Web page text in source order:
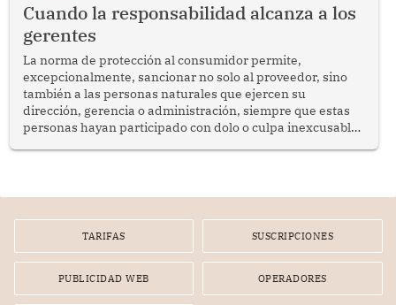
Cuando la responsabilidad alcanza a los
gerentes
La norma de protección al consumidor permite,
excepcionalmente, sancionar no solo al proveedor, sino
también a las personas naturales que ejercen su
dirección, gerencia o administración, siempre que estas
personas hayan participado con dolo o culpa inexcusable
por la frustrada realización de un meet and greet con
TARIFAS SUSCRIPCIONES
PUBLICIDAD WEB OPERADORES